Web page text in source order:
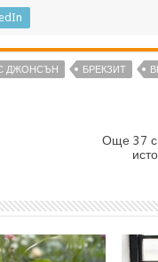
ДЖОНСЪН БРЕКЗИТ
Още 37